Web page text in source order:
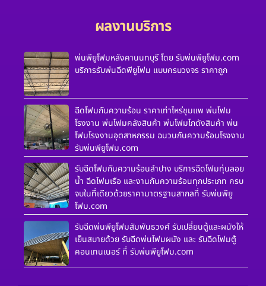
ผลงานบริการ
พ่นพียูโฟมหลังคานนทบุรี โดย รับพ่นพียูโฟม.com
บริการรับพ่นฉีดพียูโฟม แบบครบวงจร ราคาถูก
ฉีดโฟมกันความร้อน ราคาเท่าไหร่ชุมแพ พ่นโฟม
โรงงาน พ่นโฟมคลังสินค้า พ่นโฟมโกดังสินค้า พ่น
โฟมโรงงานอุตสาหกรรม ฉนวนกันความร้อนโรงงาน
รับพ่นพียูโฟม.com
รับฉีดโฟมกันความร้อนลำปาง บริการฉีดโฟมทุ่นลอย
น้ำ ฉีดโฟมเรือ และงานกันความร้อนทุกประเภท ครบ
จบในที่เดียวด้วยราคามาตรฐานสากลที่ รับพ่นพียู
โฟม.com
รับฉีดพ่นพียูโฟมสัมพันธวงศ์ รับเปลี่ยนตู้และผนังให้
เย็นสบายด้วย รับฉีดพ่นโฟมผนัง และ รับฉีดโฟมตู้
คอนเทนเนอร์ ที่ รับพ่นพียูโฟม.com